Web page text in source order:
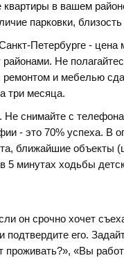
квартиры в вашем
парковки,
Петербурге -
Не
и мебелью
три месяца.
снимайте с
- это 70% успеха. В
ближайшие объекты
5 минутах ходьбы
он срочно хочет
его.
проживать?», «Вы